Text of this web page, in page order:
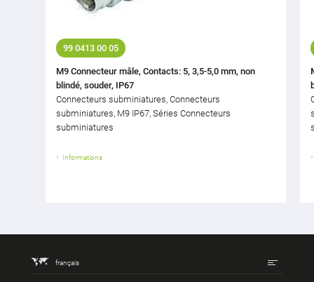
99 0413 00 05
M9 Connecteur mâle, Contacts: 5, 3,5-5,0 mm, non
blindé, souder, IP67
Connecteurs subminiatures, Connecteurs
subminiatures, M9 IP67, Séries Connecteurs
subminiatures
Informations
français